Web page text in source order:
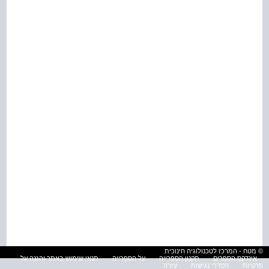
© מטח - המרכז לטכנולוגיה חינוכית
אינדקס הספרים
תקנון הספרייה על הספרייה
תנאי שימוש באתר והגנה על
פרטיות
הסדרי נגישות עזרה